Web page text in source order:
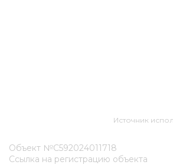
Источник
Объект №С592024011718
Ссылка на регистрацию объекта